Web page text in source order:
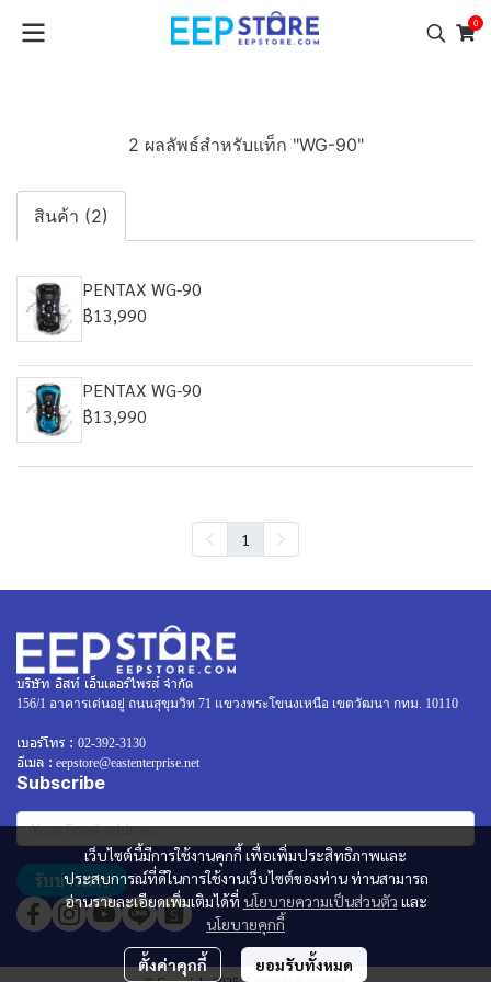
0
2 ผลลัพธ์สำหรับแท็ก "WG-90"
สินค้า (2)
PENTAX WG-90
฿13,990
PENTAX WG-90
฿13,990
1
เว็บไซต์นี้มีการใช้งานคุกกี้ เพื่อเพิ่มประสิทธิภาพและ
ประสบการณ์ที่ดีในการใช้งานเว็บไซต์ของท่าน ท่านสามารถ
อ่านรายละเอียดเพิ่มเติมได้ที่ นโยบายความเป็นส่วนตัว และ
นโยบายคุกกี้
ตั้งค่าคุกกี้ ยอมรับทั้งหมด
บริษัท อิสท์ เอ็นเตอร์ไพรส์ จำกัด
156/1 อาคารเด่นอยู่ ถนนสุขุมวิท 71 แขวงพระโขนงเหนือ เขตวัฒนา กทม. 10110
เบอร์โทร : 02-392-3130
อีเมล : eepstore@eastenterprise.net
Subscribe
รับข่าวสาร